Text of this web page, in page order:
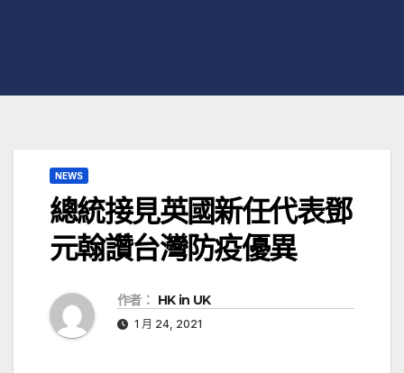
NEWS
總統接見英國新任代表鄧
元翰讚台灣防疫優異
作者： HK in UK
1 月 24, 2021